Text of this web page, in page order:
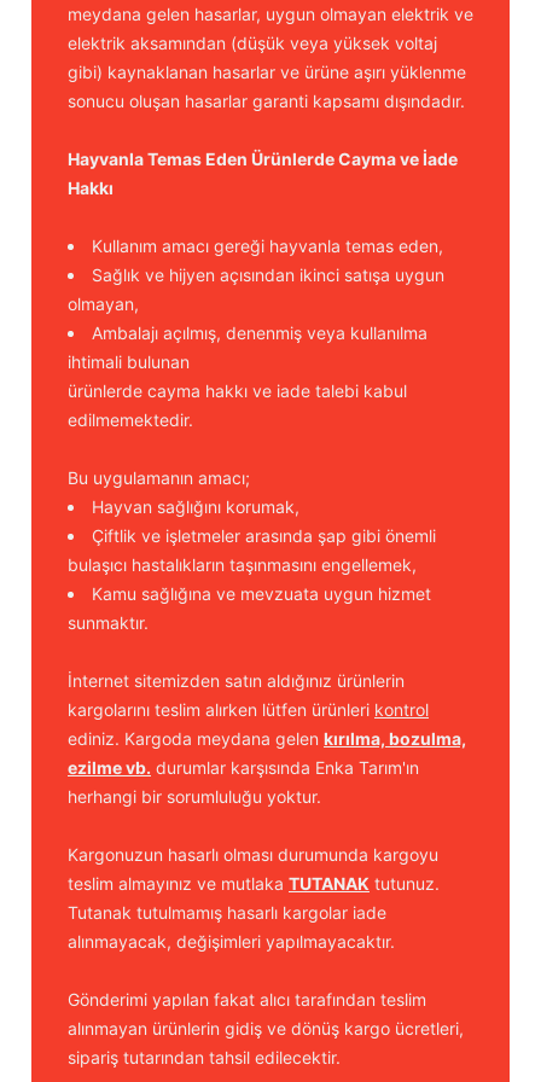
meydana gelen hasarlar, uygun olmayan elektrik ve
elektrik aksamından (düşük veya yüksek voltaj
gibi) kaynaklanan hasarlar ve ürüne aşırı yüklenme
sonucu oluşan hasarlar garanti kapsamı dışındadır.
Hayvanla Temas Eden Ürünlerde Cayma ve İade
Hakkı
Kullanım amacı gereği hayvanla temas eden,
Sağlık ve hijyen açısından ikinci satışa uygun
olmayan,
Ambalajı açılmış, denenmiş veya kullanılma
ihtimali bulunan
ürünlerde cayma hakkı ve iade talebi kabul
edilmemektedir.
Bu uygulamanın amacı;
Hayvan sağlığını korumak,
Çiftlik ve işletmeler arasında şap gibi önemli
bulaşıcı hastalıkların taşınmasını engellemek,
Kamu sağlığına ve mevzuata uygun hizmet
sunmaktır.
İnternet sitemizden satın aldığınız ürünlerin
kargolarını teslim alırken lütfen ürünleri kontrol
ediniz. Kargoda meydana gelen kırılma, bozulma,
ezilme vb. durumlar karşısında Enka Tarım'ın
herhangi bir sorumluluğu yoktur.
Kargonuzun hasarlı olması durumunda kargoyu
teslim almayınız ve mutlaka TUTANAK tutunuz.
Tutanak tutulmamış hasarlı kargolar iade
alınmayacak, değişimleri yapılmayacaktır.
Gönderimi yapılan fakat alıcı tarafından teslim
alınmayan ürünlerin gidiş ve dönüş kargo ücretleri,
sipariş tutarından tahsil edilecektir.